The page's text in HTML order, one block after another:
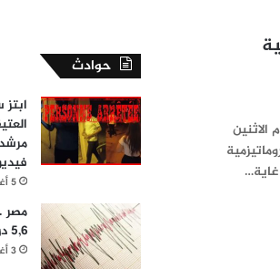
الاثنين
حوادث
5 أغسطس، 2026
مصر
5,6 درجات
3 أغسطس، 2026